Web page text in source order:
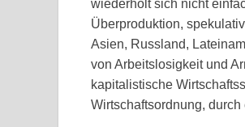
wiederholt sich nicht
Überproduktion,
Asien, Russland,
von Arbeitslosigkeit und
kapitalistische
Wirtschaftsordnung,